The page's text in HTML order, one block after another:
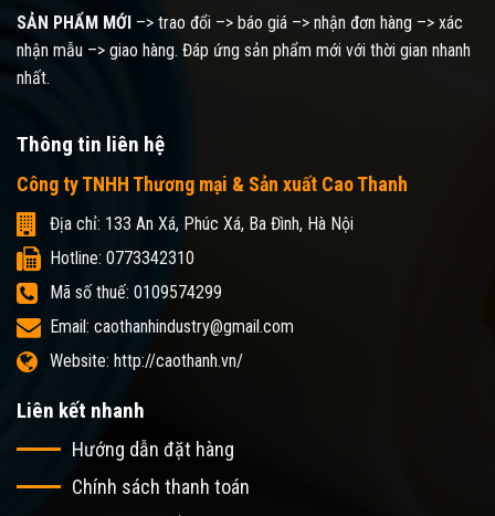
SẢN PHẨM MỚI –> trao đổi –> báo giá –> nhận đơn hàng –> xác
nhận mẫu –> giao hàng. Đáp ứng sản phẩm mới với thời gian nhanh
nhất.
Thông tin liên hệ
Công ty TNHH Thương mại & Sản xuất Cao Thanh
Địa chỉ: 133 An Xá, Phúc Xá, Ba Đình, Hà Nội
Hotline: 0773342310
Mã số thuế: 0109574299
Email: caothanhindustry@gmail.com
Website: http://caothanh.vn/
Liên kết nhanh
Hướng dẫn đặt hàng
Chính sách thanh toán